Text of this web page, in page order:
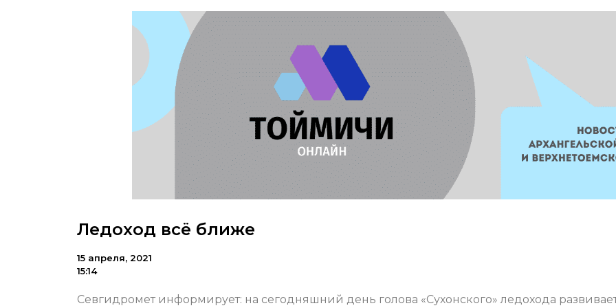
Ледоход всё ближе
15 апреля, 2021
15:14
Севгидромет информирует: на сегодняшний день голова «Сухонского» ледохода